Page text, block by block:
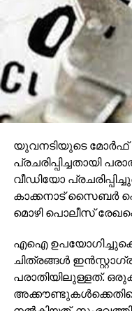
യുവനടിയുടെ മോര്‍ഫ്
പ്രചരിപ്പിച്ചതായി
വീഡിയോ
കാക്കനാട് സൈബര്‍
മൊഴി പൊലീസ്
എഐ
ചിത്രങ്ങള്‍
പരാതിയിലുള്ളത്.